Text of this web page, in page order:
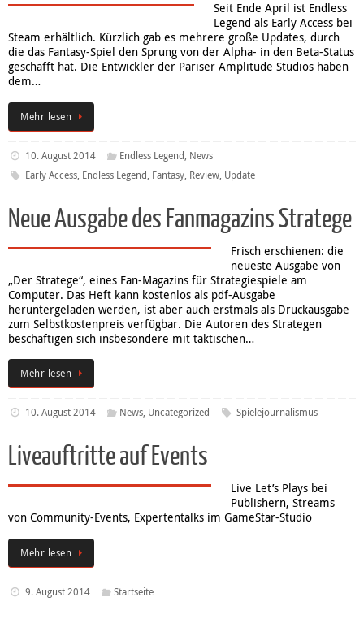
Seit Ende April ist Endless
Legend als Early Access bei
Steam erhältlich. Kürzlich gab es mehrere große Updates, durch
die das Fantasy-Spiel den Sprung von der Alpha- in den Beta-Status
geschafft hat. Die Entwickler der Pariser Amplitude Studios haben
dem…
Mehr lesen
10. August 2014 Endless Legend, News
Early Access, Endless Legend, Fantasy, Review, Update
Neue Ausgabe des Fanmagazins Stratege
Frisch erschienen: die
neueste Ausgabe von
„Der Stratege“, eines Fan-Magazins für Strategiespiele am
Computer. Das Heft kann kostenlos als pdf-Ausgabe
heruntergeladen werden, ist aber auch erstmals als Druckausgabe
zum Selbstkostenpreis verfügbar. Die Autoren des Strategen
beschäftigen sich insbesondere mit taktischen…
Mehr lesen
10. August 2014 News, Uncategorized Spielejournalismus
Liveauftritte auf Events
Live Let’s Plays bei
Publishern, Streams
von Community-Events, Expertentalks im GameStar-Studio
Mehr lesen
9. August 2014 Startseite